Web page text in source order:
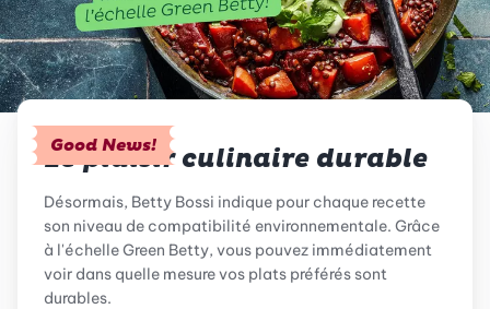
Good News!
Le plaisir culinaire durable
Désormais, Betty Bossi indique pour chaque recette
son niveau de compatibilité environnementale. Grâce
à l'échelle Green Betty, vous pouvez immédiatement
voir dans quelle mesure vos plats préférés sont
durables.